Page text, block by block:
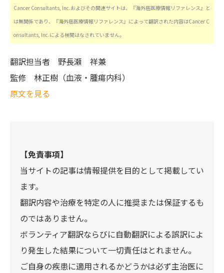
Cancer Consultants, Inc.およびその関連サイトは、『海外癌医療情報リファレンス』と
は無関係であり、『海外癌医療情報リファレンス』によって翻訳された内容はCancer C
onsultants, Inc.による検閲はなされていません。
翻訳担当者 野長瀬 祥兼
監修 林正樹（血液・腫瘍内科）
原文を見る
【免責事項】
当サイトの記事は情報提供を目的として掲載してい
ます。
翻訳内容や治療を特定の人に推奨または保証するも
のではありません。
ボランティア翻訳ならびに自動翻訳による誤訳によ
り発生した結果について一切責任はとれません。
ご自身の疾患に適用されるかどうかは必ず主治医に